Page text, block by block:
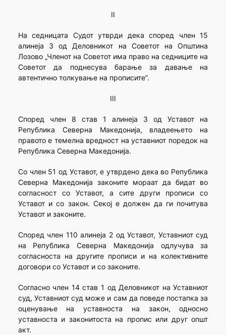
II
На седницата Судот утврди дека според член 15
алинеја 3 од Деловникот на Советот на Општина
Лозово „Членот на Советот има право на седниците на
Советот да поднесува барање за давање на
автентично толкување на прописите”.
III
Според член 8 став 1 алинеја 3 од Уставот на
Република Северна Македонија, владеењето на
правото е темелна вредност на уставниот поредок на
Република Северна Македонија.
Со член 51 од Уставот, е утврдено дека во Република
Северна Македонија законите мораат да бидат во
согласност со Уставот, а сите други прописи со
Уставот и со закон. Секој е должен да ги почитува
Уставот и законите.
Според член 110 алинеја 2 од Уставот, Уставниот суд
на Република Северна Македонија одлучува за
согласноста на другите прописи и на колективните
договори со Уставот и со законите.
Согласно член 14 став 1 од Деловникот на Уставниот
суд, Уставниот суд може и сам да поведе постапка за
оценување на уставноста на закон, односно
уставноста и законитоста на пропис или друг општ
акт.